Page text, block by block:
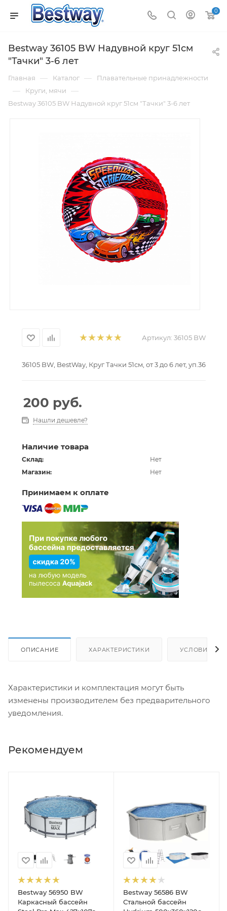
0
Bestway 36105 BW Надувной круг 51см
"Тачки" 3-6 лет
Главная — Каталог — Плавательные принадлежности
— Круги, мячи —
Bestway 36105 BW Надувной круг 51см "Тачки" 3-6 лет
Артикул: 36105 BW
36105 BW, BestWay, Круг Тачки 51см, от 3 до 6 лет, уп.36
200 руб.
Нашли дешевле?
Наличие товара
Склад:
Нет
Магазин:
Нет
Принимаем к оплате
ОПИСАНИЕ ХАРАКТЕРИСТИКИ УСЛОВИЯ
Характеристики и комплектация могут быть
изменены производителем без предварительного
уведомления.
Рекомендуем
(вакуумный очиститель, щетка для дна, шланг 6м, ручка
Bestway 56950 BW
Каркасный бассейн
Bestway 56586 BW
Стальной бассейн